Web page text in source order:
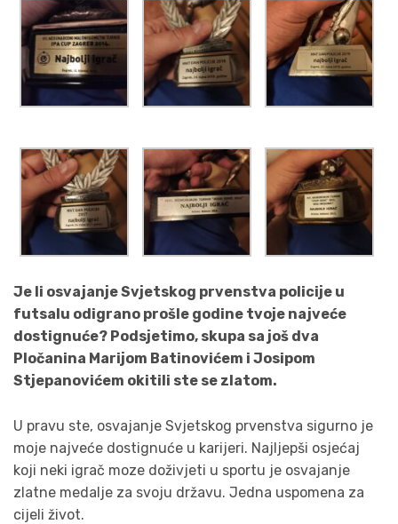
Je li osvajanje Svjetskog prvenstva policije u
futsalu odigrano prošle godine tvoje najveće
dostignuće? Podsjetimo, skupa sa još dva
Pločanina Marijom Batinovićem i Josipom
Stjepanovićem okitili ste se zlatom.
U pravu ste, osvajanje Svjetskog prvenstva sigurno je
moje najveće dostignuće u karijeri. Najljepši osjećaj
koji neki igrač moze doživjeti u sportu je osvajanje
zlatne medalje za svoju državu. Jedna uspomena za
cijeli život.